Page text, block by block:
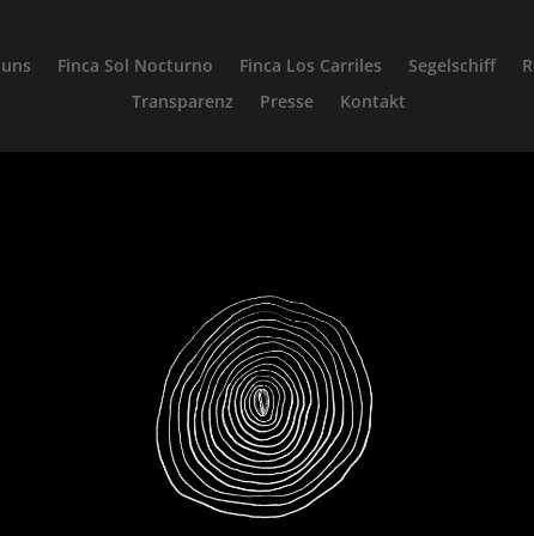
Finca Sol Nocturno Finca Los Carriles Segelschiff
Transparenz
Presse Kontakt